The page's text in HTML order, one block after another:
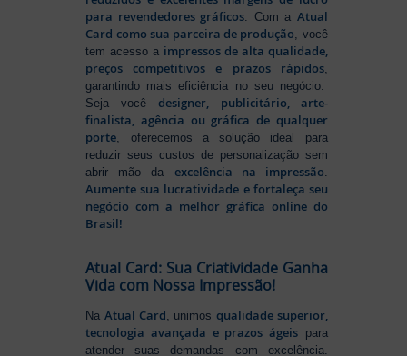
para revendedores gráficos. Com a Atual
Card como sua parceira de produção, você
tem acesso a impressos de alta qualidade,
preços competitivos e prazos rápidos,
garantindo mais eficiência no seu negócio.
Seja vocêdesigner, publicitário, arte-
finalista, agência ou gráfica de qualquer
porte, oferecemos a solução ideal para
reduzir seus custos de personalização sem
abrir mão da excelência na impressão.
Aumente sua lucratividade e fortaleça seu
negócio com a melhor gráfica online do
Brasil!
Atual Card: Sua Criatividade Ganha
Vida com Nossa Impressão!
Na Atual Card , unimos qualidade superior,
tecnologia avançada e prazos ágeispara
atender suas demandas com excelência.